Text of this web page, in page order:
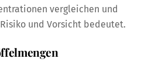
vergleichen und
und Vorsicht bedeutet.